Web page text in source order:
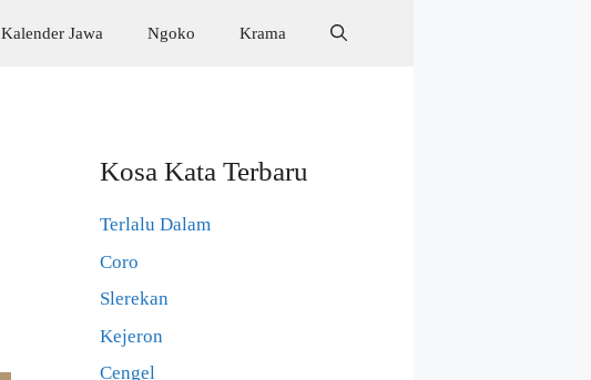
Kalender Jawa Ngoko Krama
Kosa Kata Terbaru
Terlalu Dalam
Coro
Slerekan
Kejeron
Cengel